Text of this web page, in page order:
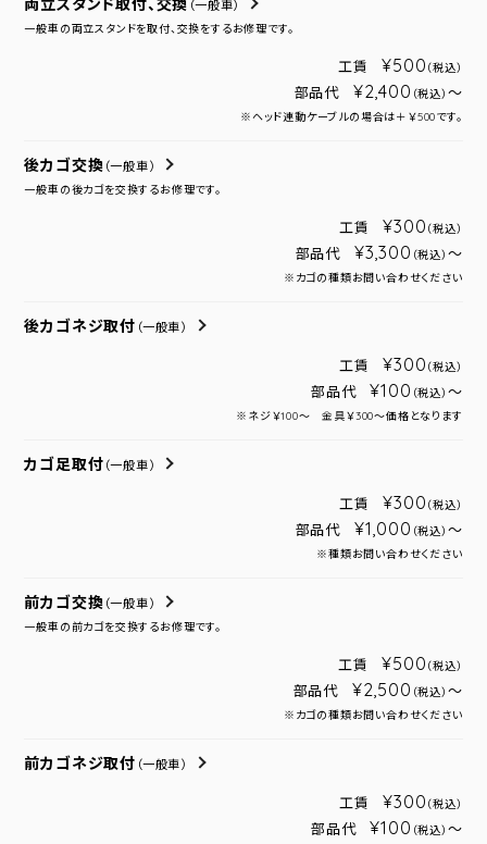
両立スタンド取付、交換 （一般車）
一般車の両立スタンドを取付、交換をするお修理です。
工賃 ¥500 （税込）
部品代 ¥2,400 （税込） ～
※ヘッド連動ケーブルの場合は＋￥500です。
後カゴ交換 （一般車）
一般車の後カゴを交換するお修理です。
工賃 ¥300 （税込）
部品代 ¥3,300 （税込） ～
※カゴの種類お問い合わせください
後カゴネジ取付 （一般車）
工賃 ¥300 （税込）
部品代 ¥100 （税込） ～
※ネジ￥100～ 金具￥300～価格となります
カゴ足取付 （一般車）
工賃 ¥300 （税込）
部品代 ¥1,000 （税込） ～
※種類お問い合わせください
前カゴ交換 （一般車）
一般車の前カゴを交換するお修理です。
工賃 ¥500 （税込）
部品代 ¥2,500 （税込） ～
※カゴの種類お問い合わせください
前カゴネジ取付 （一般車）
工賃 ¥300 （税込）
部品代 ¥100 （税込） ～